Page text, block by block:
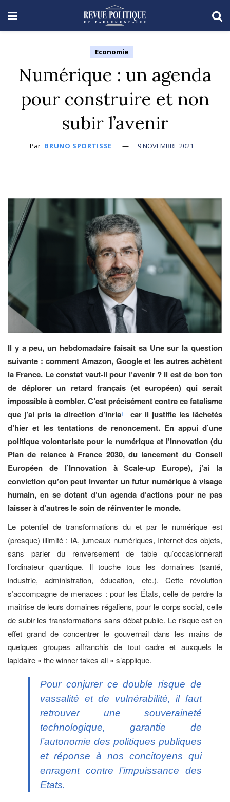
Economie
Numérique : un agenda
pour construire et non
subir l’avenir
Par BRUNO SPORTISSE 9 NOVEMBRE 2021
Il y a peu, un hebdomadaire faisait sa Une sur la question
suivante : comment Amazon, Google et les autres achètent
la France. Le constat vaut-il pour l’avenir ? Il est de bon ton
de déplorer un retard français (et européen) qui serait
impossible à combler. C’est précisément contre ce fatalisme
que j’ai pris la direction d’Inria1
car il justifie les lâchetés
d’hier et les tentations de renoncement. En appui d’une
politique volontariste pour le numérique et l’innovation (du
Plan de relance à France 2030, du lancement du Conseil
Européen de l’Innovation à Scale-up Europe), j’ai la
conviction qu’on peut inventer un futur numérique à visage
humain, en se dotant d’un agenda d’actions pour ne pas
laisser à d’autres le soin de réinventer le monde.
Le potentiel de transformations du et par le numérique est
(presque) illimité : IA, jumeaux numériques, Internet des objets,
sans parler du renversement de table qu’occasionnerait
l’ordinateur quantique. Il touche tous les domaines (santé,
industrie, administration, éducation, etc.). Cette révolution
s’accompagne de menaces : pour les États, celle de perdre la
maitrise de leurs domaines régaliens, pour le corps social, celle
de subir les transformations sans débat public. Le risque est en
effet grand de concentrer le gouvernail dans les mains de
quelques groupes affranchis de tout cadre et auxquels le
lapidaire « the winner takes all » s’applique.
Pour conjurer ce double risque de
vassalité et de vulnérabilité, il faut
retrouver une souveraineté
technologique, garantie de
l’autonomie des politiques publiques
et réponse à nos concitoyens qui
enragent contre l’impuissance des
Etats.